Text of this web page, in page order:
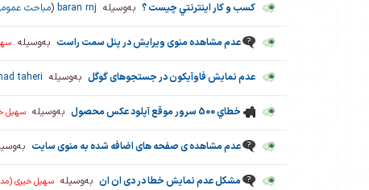
کسب و کار اينترنتي چیست ؟ به‌وسیله baran rnj
(مباحث
عدم مشاهده منوی ویرایش در پنل سمت راست به‌وسیله
عدم نمایش فاوآیکون در جستجوهای گوگل به‌وسیله taheri
خطاي 500 سرور موقع آپلود عکس محصول به‌وسیله سهیل
عدم مشاهده ی صفحه های اضافه شده به منوی سایت
مشکل عدم نمایش خطا در دی ان ان به‌وسیله سهیل خیری